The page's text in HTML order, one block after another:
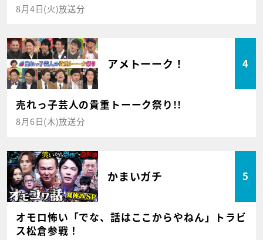
8月4日(火)放送分
アメトーーク！ 4
売れっ子芸人の貴重トーーク祭り!!
8月6日(木)放送分
かまいガチ 5
オモロ怖い「でな、話はここからやねん」トラビ
ス松倉参戦！